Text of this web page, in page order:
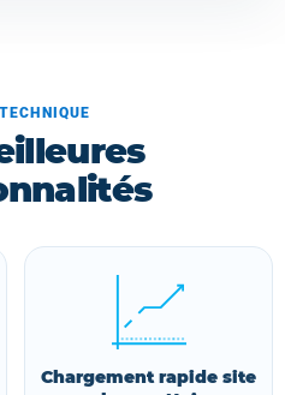
Chargement rapide site